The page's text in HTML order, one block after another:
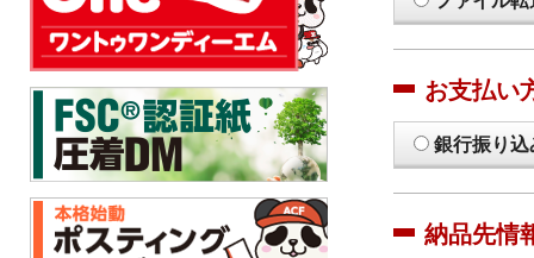
お支払い
銀行振り込
納品先情